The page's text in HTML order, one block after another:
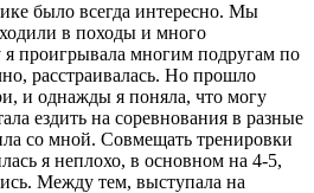
было всегда интересно. Мы
в походы и много
я проигрывала многим подругам по
расстраивалась. Но прошло
и однажды я поняла, что могу
ездить на соревнования в разные
со мной. Совмещать тренировки
я неплохо, в основном на 4-5,
Между тем, выступала на